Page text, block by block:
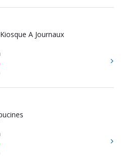
A Journaux